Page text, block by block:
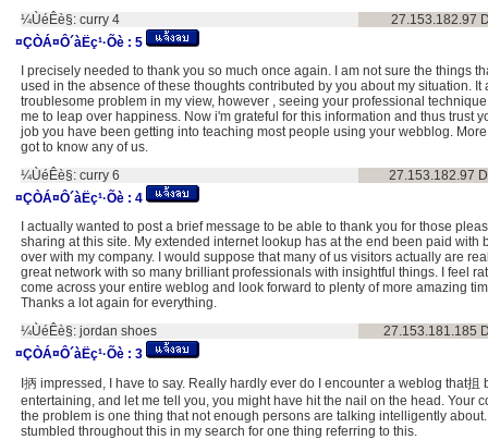
¼ÙéÊè§: curry 4 27.153.182.97
¤ÇÒÁ¤Ô´àËç¹·Õè : 5
I precisely needed to thank you so much once again. I am not sure the things
used in the absence of these thoughts contributed by you about my situation. It
troublesome problem in my view, however , seeing your professional
me to leap over happiness. Now i'm grateful for this information and thus trust
job you have been getting into teaching most people using your webblog.
got to know any of us.
¼ÙéÊè§: curry 6 27.153.182.97
¤ÇÒÁ¤Ô´àËç¹·Õè : 4
I actually wanted to post a brief message to be able to thank you for those
sharing at this site. My extended internet lookup has at the end been paid with
over with my company. I would suppose that many of us visitors actually are
great network with so many brilliant professionals with insightful things. I feel
come across your entire weblog and look forward to plenty of more amazing
Thanks a lot again for everything.
¼ÙéÊè§: jordan shoes 27.153.181.185
¤ÇÒÁ¤Ô´àËç¹·Õè : 3
I抦 impressed, I have to say. Really hardly ever do I encounter a weblog that抯
entertaining, and let me tell you, you might have hit the nail on the head. Your
the problem is one thing that not enough persons are talking intelligently
stumbled throughout this in my search for one thing referring to this.